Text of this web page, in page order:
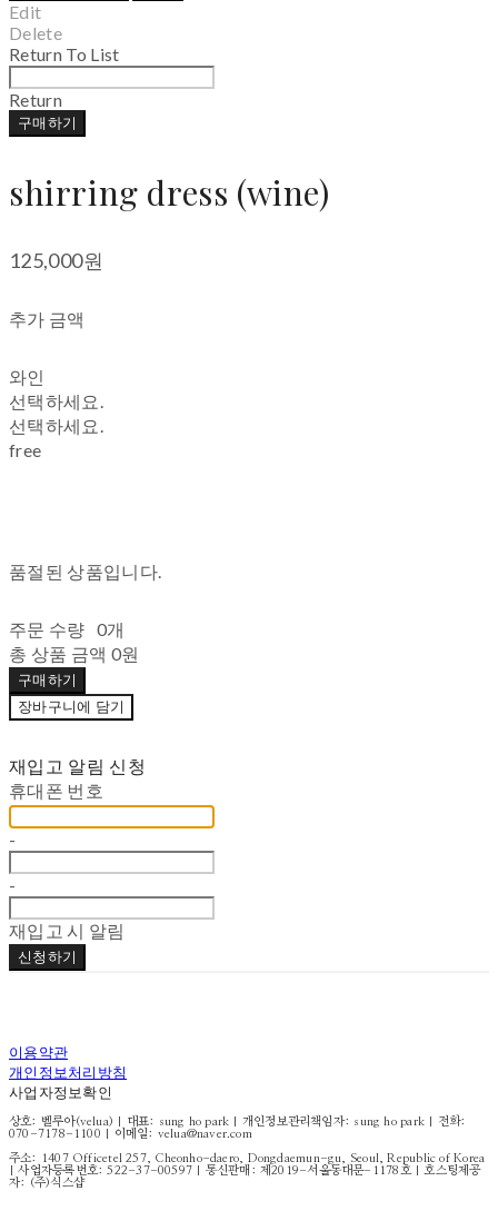
Edit
Delete
Return To List
Return
구매하기
shirring dress (wine)
125,000원
추가 금액
와인
선택하세요.
선택하세요.
free
품절된 상품입니다.
주문 수량 0개
총 상품 금액 0원
구매하기
장바구니에 담기
재입고 알림 신청
휴대폰 번호
-
-
재입고 시 알림
신청하기
이용약관
개인정보처리방침
사업자정보확인
상호: 벨루아(velua) | 대표: sung ho park | 개인정보관리책임자: sung ho park | 전화:
070-7178-1100 | 이메일: velua@naver.com
주소: 1407 Officetel 257, Cheonho-daero, Dongdaemun-gu, Seoul, Republic of Korea
| 사업자등록번호: 522-37-00597 | 통신판매:제2019-서울동대문-1178호| 호스팅제공
자: (주)식스샵